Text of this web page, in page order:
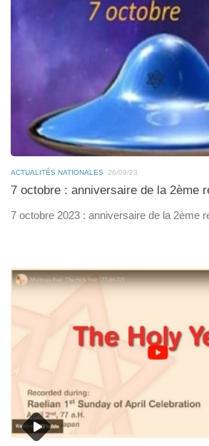
ACTUALITÉS NATIONALES 26/09/23
7 octobre : anniversaire de la 2ème
7 octobre 2023 : anniversaire de la 2ème